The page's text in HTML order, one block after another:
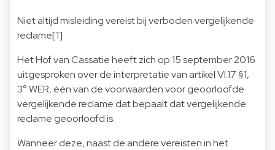
Niet altijd misleiding vereist bij verboden vergelijkende
reclame[1]
Het Hof van Cassatie heeft zich op 15 september 2016
uitgesproken over de interpretatie van artikel VI.17 §1,
3° WER, één van de voorwaarden voor geoorloofde
vergelijkende reclame dat bepaalt dat vergelijkende
reclame geoorloofd is.
Wanneer deze, naast de andere vereisten in het